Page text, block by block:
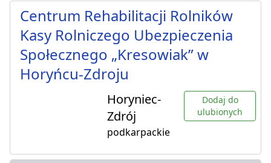
Centrum Rehabilitacji Rolników
Kasy Rolniczego Ubezpieczenia
Społecznego „Kresowiak” w
Horyńcu-Zdroju
Horyniec-
Zdrój
podkarpackie
Dodaj do
ulubionych